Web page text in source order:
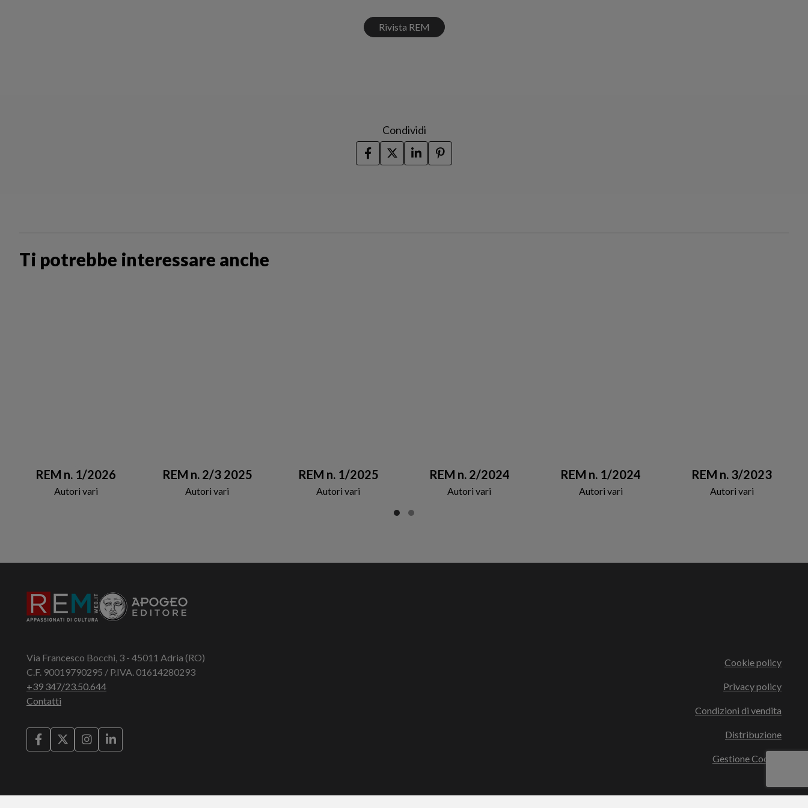
Rivista REM
Condividi
Ti potrebbe interessare anche
REM n. 1/2026
Autori vari
REM n. 2/3 2025
Autori vari
REM n. 1/2025
Autori vari
REM n. 2/2024
Autori vari
REM n. 1/2024
Autori vari
REM n. 3/2023
Autori vari
Via Francesco Bocchi, 3 - 45011 Adria (RO)
C.F. 90019790295 / P.IVA. 01614280293
+39 347/23.50.644
Contatti
Cookie policy
Privacy policy
Condizioni di vendita
Distribuzione
Gestione Cookie